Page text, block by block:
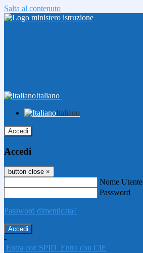
Salta al contenuto
Italiano
Italiano
Accedi
Accedi
button close ×
Nome Utente
Password
Password dimenticata?
-
Entra con SPID Entra con CIE